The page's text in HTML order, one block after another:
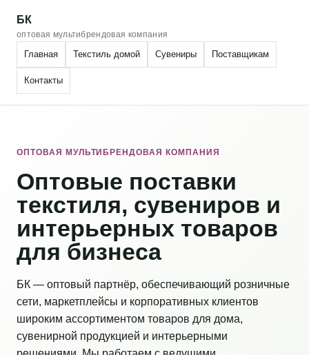
БК
оптовая мультибрендовая компания
Главная Текстиль домой Сувениры Поставщикам
Контакты
ОПТОВАЯ МУЛЬТИБРЕНДОВАЯ КОМПАНИЯ
Оптовые поставки
текстиля, сувениров и
интерьерных товаров
для бизнеса
БК — оптовый партнёр, обеспечивающий розничные
сети, маркетплейсы и корпоративных клиентов
широким ассортиментом товаров для дома,
сувенирной продукцией и интерьерными